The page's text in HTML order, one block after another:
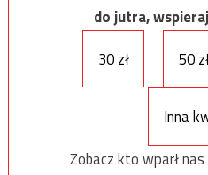
do jutra,
30 zł
50
Inna
Zobacz kto wparł